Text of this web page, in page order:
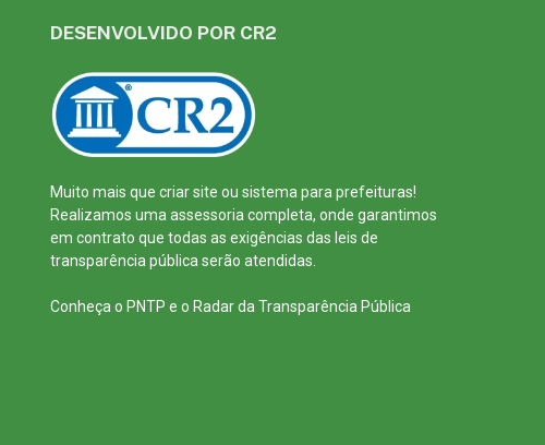
DESENVOLVIDO POR CR2
Muito mais que criar site ou sistema para prefeituras!
Realizamos uma assessoria completa, onde garantimos
em contrato que todas as exigências das leis de
transparência pública serão atendidas.
Conheça o PNTP e o Radar da Transparência Pública